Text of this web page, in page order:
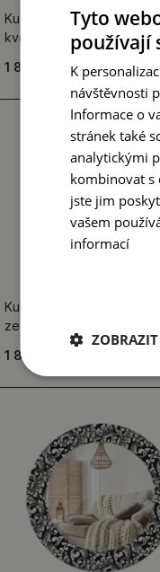
Kulaté zrcadlo s potiskem
květiny
1 849.00 Kč
Kulaté dekorativní
zeď Onyxový mramor
1 849.00 Kč
Tyto
používají
K
návštěvnosti
Informace o
stránek také
analytickými
kombinovat s
jste jim
vašem
informací